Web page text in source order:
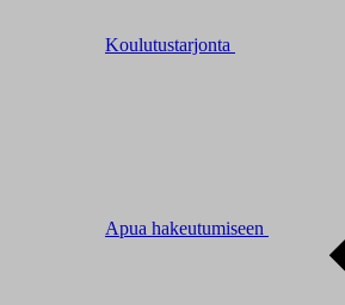
Koulutustarjonta
Apua hakeutumiseen